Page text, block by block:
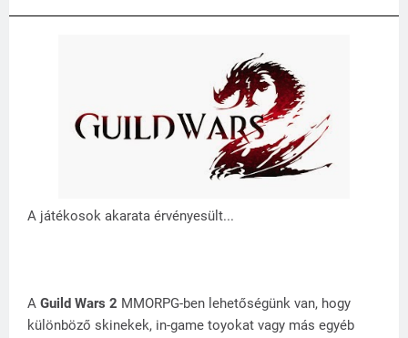
A játékosok akarata érvényesült...
A Guild Wars 2 MMORPG-ben lehetőségünk van, hogy
különböző skinekek, in-game toyokat vagy más egyéb